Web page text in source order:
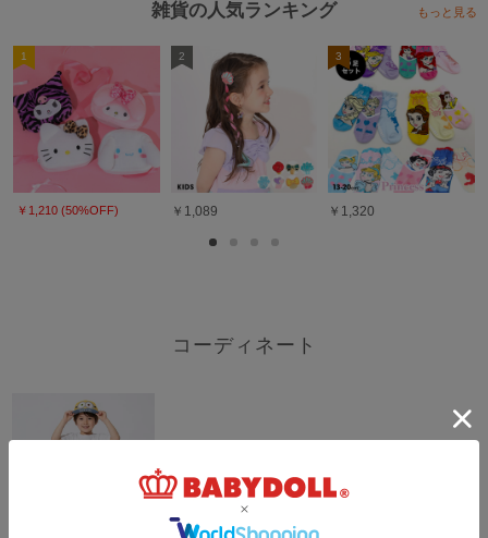
雑貨の人気ランキング もっと見る
1
￥1,210 (50%OFF)
2
￥1,089
3
￥1,320
コーディネート